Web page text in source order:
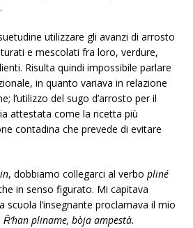
utilizzare gli avanzi di arrosto
e mescolati fra loro, verdure,
Risulta quindi impossibile parlare
in quanto variava in relazione
l’utilizzo del sugo d’arrosto per il
attestata come la ricetta più
contadina che prevede di evitare
, dobbiamo collegarci al verbo pliné
in senso figurato. Mi capitava
scuola l’insegnante proclamava il mio
Ȓ’han pliname, bòja ampestà.